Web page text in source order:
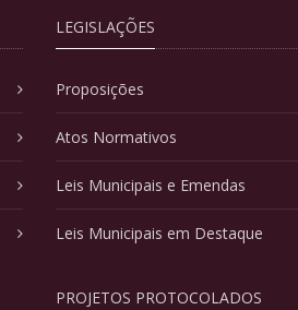
LEGISLAÇÕES
Proposições
Atos Normativos
Leis Municipais e Emendas
Leis Municipais em Destaque
PROJETOS PROTOCOLADOS